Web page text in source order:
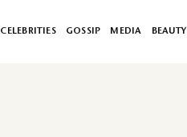
CELEBRITIES GOSSIP MEDIA BEAUTY